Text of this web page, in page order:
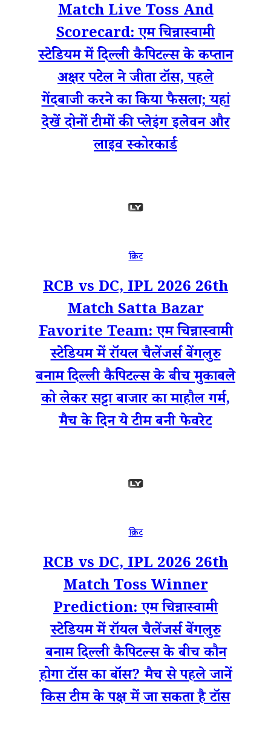
Match Live Toss And
Scorecard: एम चिन्नास्वामी
स्टेडियम में दिल्ली कैपिटल्स के कप्तान
अक्षर पटेल ने जीता टॉस, पहले
गेंदबाजी करने का किया फैसला; यहां
देखें दोनों टीमों की प्लेइंग इलेवन और
लाइव स्कोरकार्ड
क्रिकेट
RCB vs DC, IPL 2026 26th
Match Satta Bazar
Favorite Team: एम चिन्नास्वामी
स्टेडियम में रॉयल चैलेंजर्स बेंगलुरु
बनाम दिल्ली कैपिटल्स के बीच मुकाबले
को लेकर सट्टा बाजार का माहौल गर्म,
मैच के दिन ये टीम बनी फेवरेट
क्रिकेट
RCB vs DC, IPL 2026 26th
Match Toss Winner
Prediction: एम चिन्नास्वामी
स्टेडियम में रॉयल चैलेंजर्स बेंगलुरु
बनाम दिल्ली कैपिटल्स के बीच कौन
होगा टॉस का बॉस? मैच से पहले जानें
किस टीम के पक्ष में जा सकता है टॉस